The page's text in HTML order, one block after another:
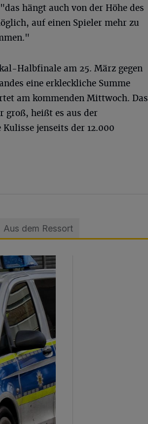
hängt auch von der Höhe des
auf einen Spieler mehr zu
Halbfinale am 25. März gegen
eine erkleckliche Summe
am kommenden Mittwoch. Das
groß, heißt es aus der
jenseits der 12.000
Aus dem Ressort